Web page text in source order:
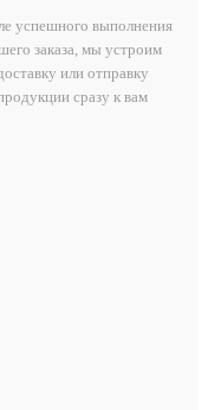
успешного выполнения
заказа, мы устроим
или отправку
сразу к вам